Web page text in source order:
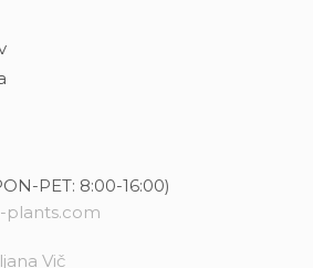
PET: 8:00-16:00)
plants.com
Vič